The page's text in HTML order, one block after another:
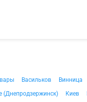
Васильков Винница
(Днепродзержинск) Киев